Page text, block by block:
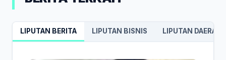
LIPUTAN BERITA LIPUTAN BISNIS LIPUTAN DAERAH